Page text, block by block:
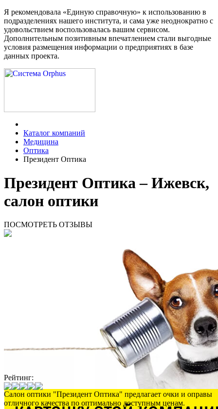
Я рекомендовала «Единую справочную» к использованию в
подразделениях нашего института, и сама уже неоднократно с
удовольствием воспользовалась вашим сервисом.
Дополнительным позитивным впечатлением стали выгодные
условия размещения информации о предприятиях в базе
данных проекта.
Каталог компаний
Медицина
Оптика
Президент Оптика
Президент Оптика – Ижевск,
салон оптики
ПОСМОТРЕТЬ ОТЗЫВЫ
Рейтинг:
Салон оптики "Президент Оптика" предлагает очки и оправы
отличного качества по оптимально доступным ценам.